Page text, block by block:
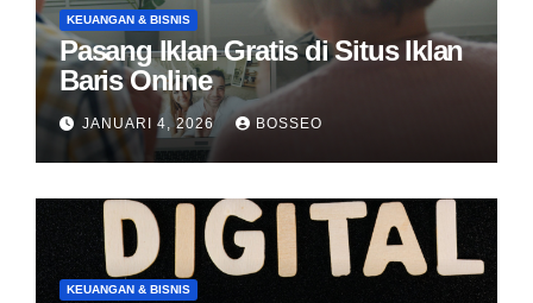
KEUANGAN & BISNIS
Pasang Iklan Gratis di Situs Iklan
Baris Online
JANUARI 4, 2026 BOSSEO
KEUANGAN & BISNIS